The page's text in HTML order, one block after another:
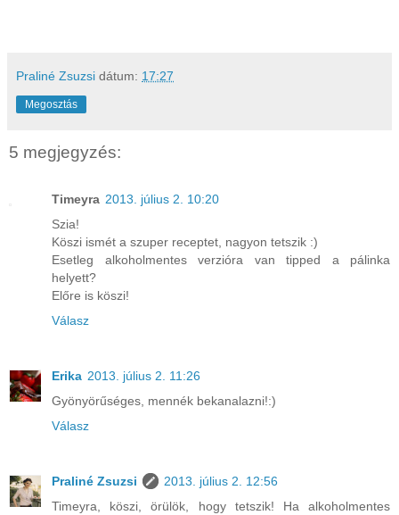
Praliné Zsuzsi dátum: 17:27
Megosztás
5 megjegyzés:
Timeyra 2013. július 2. 10:20
Szia!
Köszi ismét a szuper receptet, nagyon tetszik :)
Esetleg alkoholmentes verzióra van tipped a pálinka
helyett?
Előre is köszi!
Válasz
Erika 2013. július 2. 11:26
Gyönyörűséges, mennék bekanalazni!:)
Válasz
Praliné Zsuzsi
2013. július 2. 12:56
Timeyra, köszi, örülök, hogy tetszik! Ha alkoholmentes